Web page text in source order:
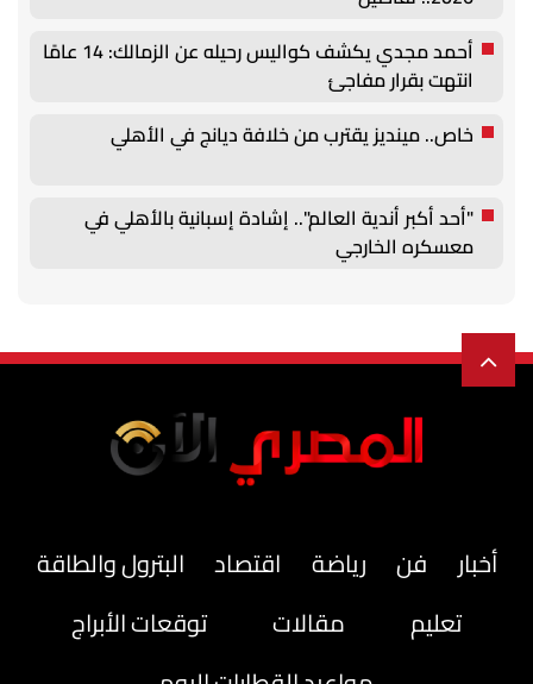
أحمد مجدي يكشف كواليس رحيله عن الزمالك: 14 عامًا
انتهت بقرار مفاجئ
خاص.. مينديز يقترب من خلافة ديانج في الأهلي
"أحد أكبر أندية العالم".. إشادة إسبانية بالأهلي في
معسكره الخارجي
أخبار فن رياضة اقتصاد
البترول والطاقة
تعليم
مقالات
توقعات الأبراج